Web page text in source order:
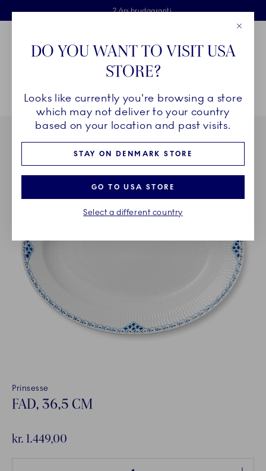
Skip Navigation
Fri levering ved køb over 500 kr. og fri retur
Gratis gaveindpakning
2 års brudgaranti
Royal Copenhagen
Breadcrumb Headlinesss
HjemSTEL Stel Prinsesse Prinsesse fad, 36,5 cm
Prinsesse
FAD, 36,5 CM
kr. 1.449,00
DO YOU WANT TO VISIT USA
STORE?
Looks like currently you're browsing a store
which may not deliver to your country
based on your location and past visits.
STAY ON DENMARK STORE
GO TO USA STORE
Select a different country